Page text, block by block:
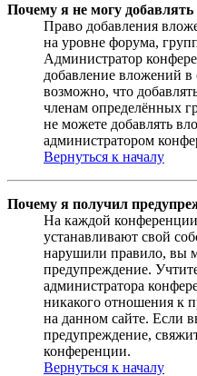
Почему я не могу
Право добавления
на уровне форума,
Администратор
добавление вложений
возможно, что
членам определённых
не можете добавлять
администратором
Вернуться к началу
Почему я получил
На каждой
устанавливают свой
нарушили правило, вы
предупреждение.
администратора
никакого отношения к
на данном сайте. Если
предупреждение,
конференции.
Вернуться к началу